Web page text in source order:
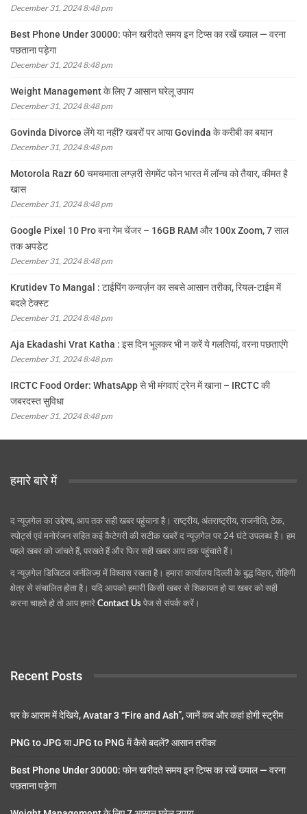
December 31, 2024 8:48 pm
Best Phone Under 30000: फोन खरीदते समय इन टिप्स का रखें ख्याल — वरना
पछताना पड़ेगा
December 31, 2024 8:48 pm
Weight Management के लिए 7 आसान घरेलू उपाय
December 31, 2024 8:48 pm
Govinda Divorce लेंगे या नहीं? खबरों पर आया Govinda के करीबी का बयान
December 31, 2024 8:48 pm
Motorola Razr 60 चमचमाता लग्ज़री सेगमेंट फोन भारत में लॉन्च को तैयार, कीमत है
खास
December 31, 2024 8:48 pm
Google Pixel 10 Pro बना गेम चेंजर – 16GB RAM और 100x Zoom, 7 साल
तक अपडेट
December 31, 2024 8:48 pm
Krutidev To Mangal : टाईपिंग कन्वर्ज़न का सबसे आसान तरीका, रियल-टाईम में
बदले टेक्स्ट
December 31, 2024 8:48 pm
Aja Ekadashi Vrat Katha : इस दिन भूलकर भी न करें ये गलतियां, वरना पछताएंगे
December 31, 2024 8:48 pm
IRCTC Food Order: WhatsApp से भी मंगवाएं ट्रेन में खाना – IRCTC की
जबरदस्त सुविधा
December 31, 2024 8:48 pm
हमारे बारे में
द न्यूज़गेल का उद्देश्य, आप तक सही खबर पहुंचाना है। राष्ट्रीय, अंतराष्ट्रीय, राजनीति, टेक,
स्पोर्ट्स एवं मनोरंजन सहित कई कैटेगरी की सटीक खबरें द न्यूज़गेल पर 24 घंटे उपलब्ध है। हम
पहले खबर को जांचते हैं, परखते हैं और फिर सही खबर आप तक पहुंचाते हैं।
द न्यूज़गेल डिजिटल जर्नलिज्म़ में विश्वास रखता है। हमारा कार्यालय दिल्ली के बुद्ध विहार, रोहिणी
क्षेत्र से संचालित होता है। यदि आपको हमारी किसी खबर से शिकायत हो या खबर को सही
करना चाहते हो तो आप हमारेContact Usपेज से संपर्क करें।
Recent Posts
घर के आराम में देखिये, Avatar 3 “Fire and Ash”, जानें कब और कहां होगी स्ट्रीम
PNG to JPG या JPG to PNG में कैसे बदलें? आसान तरीका
Best Phone Under 30000: फोन खरीदते समय इन टिप्स का रखें ख्याल — वरना
पछताना पड़ेगा